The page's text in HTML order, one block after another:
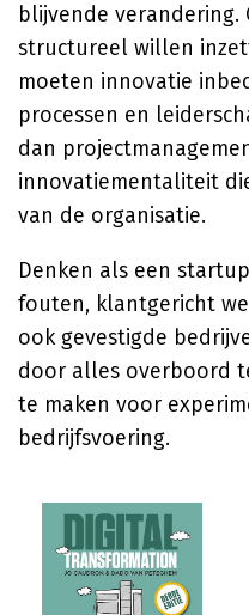
blijvende verandering.
structureel willen
moeten innovatie
processen en
dan
innovatiementaliteit
van de organisatie.
Denken als een
fouten, klantgericht
ook gevestigde
door alles overboord
te maken voor
bedrijfsvoering.